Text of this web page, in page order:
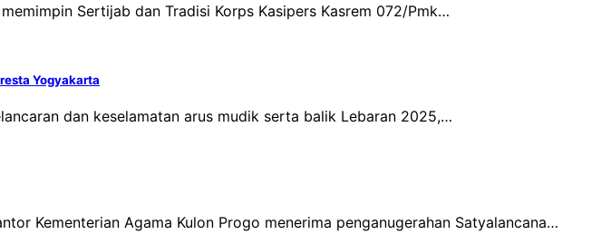
Sertijab dan Tradisi Korps Kasipers Kasrem 072/Pmk…
Yogyakarta
dan keselamatan arus mudik serta balik Lebaran 2025,…
Kementerian Agama Kulon Progo menerima penganugerahan Satyalancana…